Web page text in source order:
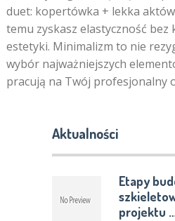
duet: kopertówka + lekka
temu zyskasz elastyczność
estetyki. Minimalizm to nie
wybór najważniejszych
pracują na Twój profesjonalny
Aktualności
Etapy
projektu